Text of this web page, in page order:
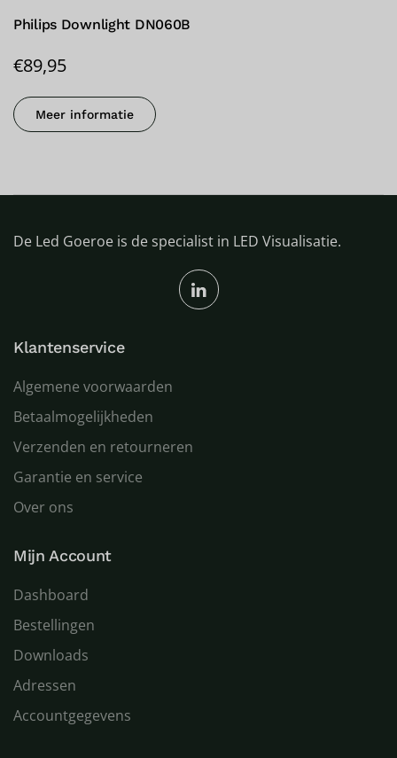
Philips Downlight DN060B
€89,95
Meer informatie
De Led Goeroe is de specialist in LED Visualisatie.
Klantenservice
Algemene voorwaarden
Betaalmogelijkheden
Verzenden en retourneren
Garantie en service
Over ons
Mijn Account
Dashboard
Bestellingen
Downloads
Adressen
Accountgegevens